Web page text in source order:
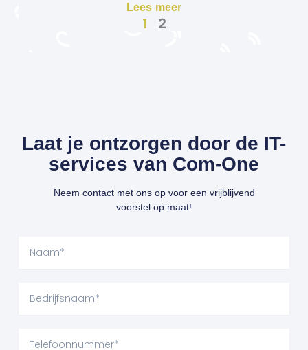
Lees meer
1 2
Laat je ontzorgen door de IT-
services van Com-One
Neem contact met ons op voor een vrijblijvend
voorstel op maat!